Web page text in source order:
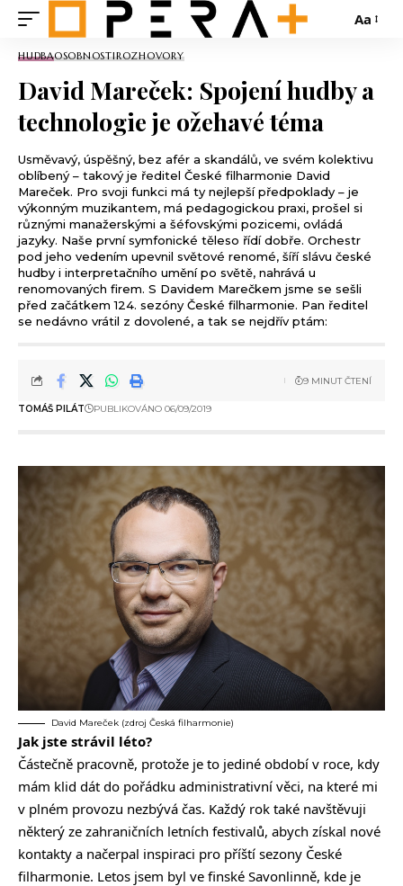
Aa
HUDBAOSOBNOSTIROZHOVORY
David Mareček: Spojení hudby a
technologie je ožehavé téma
Usměvavý, úspěšný, bez afér a skandálů, ve svém kolektivu
oblíbený – takový je ředitel České filharmonie David
Mareček. Pro svoji funkci má ty nejlepší předpoklady – je
výkonným muzikantem, má pedagogickou praxi, prošel si
různými manažerskými a šéfovskými pozicemi, ovládá
jazyky. Naše první symfonické těleso řídí dobře. Orchestr
pod jeho vedením upevnil světové renomé, šíří slávu české
hudby i interpretačního umění po světě, nahrává u
renomovaných firem. S Davidem Marečkem jsme se sešli
před začátkem 124. sezóny České filharmonie. Pan ředitel
se nedávno vrátil z dovolené, a tak se nejdřív ptám:
TOMÁŠ PILÁT PUBLIKOVÁNO 06/09/2019
9 MINUT ČTENÍ
David Mareček (zdroj Česká filharmonie)
Jak jste strávil léto?
Částečně pracovně, protože je to jediné období v roce, kdy
mám klid dát do pořádku administrativní věci, na které mi
v plném provozu nezbývá čas. Každý rok také navštěvuji
některý ze zahraničních letních festivalů, abych získal nové
kontakty a načerpal inspiraci pro příští sezony České
filharmonie. Letos jsem byl ve finské Savonlinně, kde je